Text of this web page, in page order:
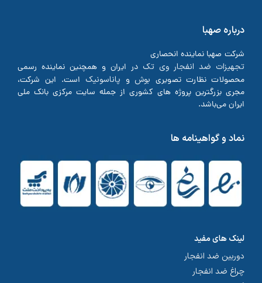
درباره صهبا
شرکت صهبا نماینده انحصاری
تجهیزات ضد انفجار وی تک در ایران و همچنین نماینده رسمی
محصولات نظارت تصویری بوش و پاناسونیک است. این شرکت،
مجری بزرگترین پروژه های کشوری از جمله سایت مرکزی بانک ملی
ایران می‌باشد.
نماد و گواهینامه ها
لینک های مفید
دوربین ضد انفجار
چراغ ضد انفجار